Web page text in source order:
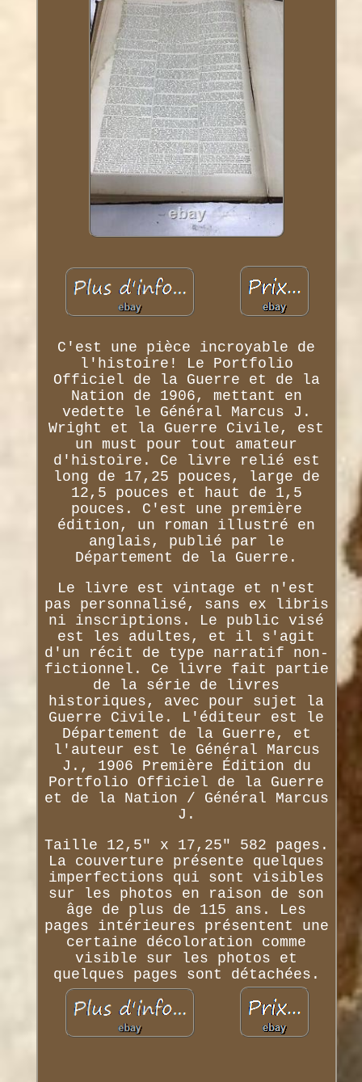
C'est une pièce incroyable de
l'histoire! Le Portfolio
Officiel de la Guerre et de la
Nation de 1906, mettant en
vedette le Général Marcus J.
Wright et la Guerre Civile, est
un must pour tout amateur
d'histoire. Ce livre relié est
long de 17,25 pouces, large de
12,5 pouces et haut de 1,5
pouces. C'est une première
édition, un roman illustré en
anglais, publié par le
Département de la Guerre.
Le livre est vintage et n'est
pas personnalisé, sans ex libris
ni inscriptions. Le public visé
est les adultes, et il s'agit
d'un récit de type narratif non-
fictionnel. Ce livre fait partie
de la série de livres
historiques, avec pour sujet la
Guerre Civile. L'éditeur est le
Département de la Guerre, et
l'auteur est le Général Marcus
J., 1906 Première Édition du
Portfolio Officiel de la Guerre
et de la Nation / Général Marcus
J.
Taille 12,5" x 17,25" 582 pages.
La couverture présente quelques
imperfections qui sont visibles
sur les photos en raison de son
âge de plus de 115 ans. Les
pages intérieures présentent une
certaine décoloration comme
visible sur les photos et
quelques pages sont détachées.